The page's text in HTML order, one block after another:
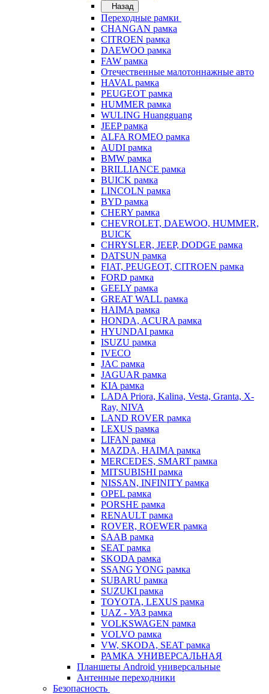
Назад
Переходные рамки
CHANGAN рамка
CITROEN рамка
DAEWOO рамка
FAW рамка
Отечественные малотоннажные авто
HAVAL рамка
PEUGEOT рамка
HUMMER рамка
WULING Huangguang
JEEP рамка
ALFA ROMEO рамка
AUDI рамка
BMW рамка
BRILLIANCE рамка
BUICK рамка
LINCOLN рамка
BYD рамка
CHERY рамка
CHEVROLET, DAEWOO, HUMMER,
BUICK
CHRYSLER, JEEP, DODGE рамка
DATSUN рамка
FIAT, PEUGEOT, CITROEN рамка
FORD рамка
GEELY рамка
GREAT WALL рамка
HAIMA рамка
HONDA, ACURA рамка
HYUNDAI рамка
ISUZU рамка
IVECO
JAC рамка
JAGUAR рамка
KIA рамка
LADA Priora, Kalina, Vesta, Granta, X-
Ray, NIVA
LAND ROVER рамка
LEXUS рамка
LIFAN рамка
MAZDA, HAIMA рамка
MERCEDES, SMART рамка
MITSUBISHI рамка
NISSAN, INFINITY рамка
OPEL рамка
PORSHE рамка
RENAULT рамка
ROVER, ROEWER рамка
SAAB рамка
SEAT рамка
SKODA рамка
SSANG YONG рамка
SUBARU рамка
SUZUKI рамка
TOYOTA, LEXUS рамка
UAZ - УАЗ рамка
VOLKSWAGEN рамка
VOLVO рамка
VW, SKODA, SEAT рамка
РАМКА УНИВЕРСАЛЬНАЯ
Планшеты Android универсальные
Антенные переходники
Безопасность